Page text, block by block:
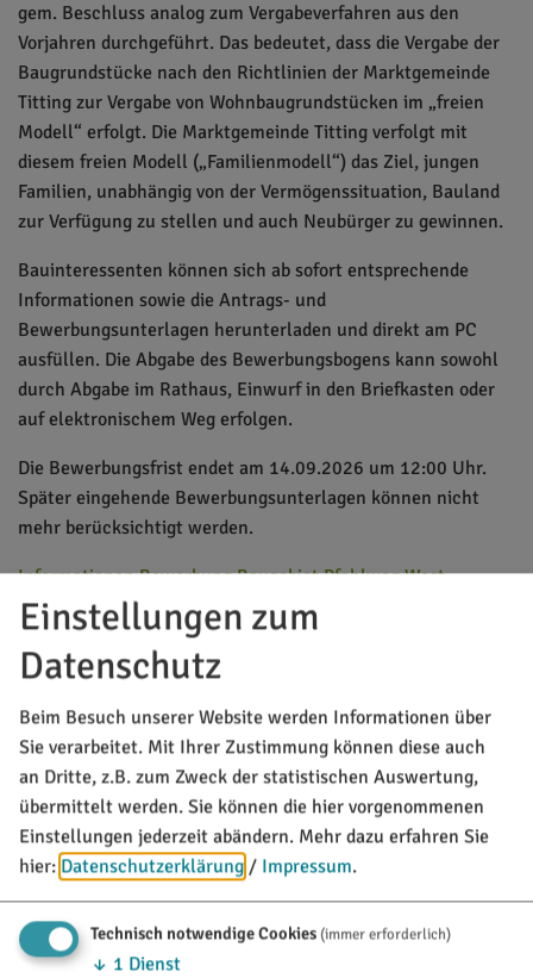
gem. Beschluss analog zum Vergabeverfahren aus den
Vorjahren durchgeführt. Das bedeutet, dass die Vergabe der
Baugrundstücke nach den Richtlinien der Marktgemeinde
Titting zur Vergabe von Wohnbaugrundstücken im „freien
Modell“ erfolgt. Die Marktgemeinde Titting verfolgt mit
diesem freien Modell („Familienmodell“) das Ziel, jungen
Familien, unabhängig von der Vermögenssituation, Bauland
zur Verfügung zu stellen und auch Neubürger zu gewinnen.
Bauinteressenten können sich ab sofort entsprechende
Informationen sowie die Antrags- und
Bewerbungsunterlagen herunterladen und direkt am PC
ausfüllen. Die Abgabe des Bewerbungsbogens kann sowohl
durch Abgabe im Rathaus, Einwurf in den Briefkasten oder
auf elektronischem Weg erfolgen.
Die Bewerbungsfrist endet am 14.09.2026 um 12:00 Uhr.
Später eingehende Bewerbungsunterlagen können nicht
mehr berücksichtigt werden.
Informationen Bewerbung Baugebiet Pfahlweg West
Richtlinien Vergabeverfahren Baugebiet Pfahlweg West
Fragebogen Vergabeverfahren Baugebiet Pfahlweg West
MARKT TITTING
Rathausplatz 1
85135 Titting
08423/9921-0
info@titting.de
Einstellungen zum
Datenschutz
Beim Besuch unserer Website werden Informationen über
Sie verarbeitet. Mit Ihrer Zustimmung können diese auch
an Dritte, z.B. zum Zweck der statistischen Auswertung,
übermittelt werden. Sie können die hier vorgenommenen
Einstellungen jederzeit abändern. Mehr dazu erfahren Sie
hier: Datenschutzerklärung / Impressum.
Technisch notwendige Cookies(immer erforderlich)
↓ 1 Dienst